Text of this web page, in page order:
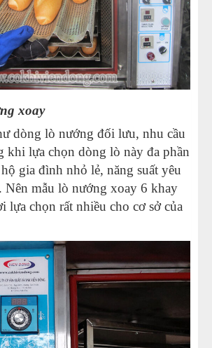
xoay
dòng lò nướng đối lưu, nhu cầu
khi lựa chọn dòng lò này đa phần
gia đình nhỏ lẻ, năng suất yêu
Nên mẫu lò nướng xoay 6 khay
lựa chọn rất nhiều cho cơ sở của